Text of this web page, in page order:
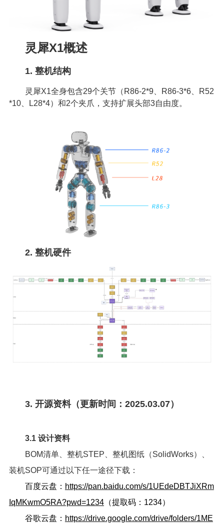
灵犀X1概述
1. 整机结构
灵犀X1全身包含29个关节（R86-2*9、R86-3*6、R52
*10、L28*4）和2个夹爪，支持扩展头部3自由度。
2. 整机硬件
3. 开源资料（更新时间：2025.03.07）
3.1 设计资料
BOM清单、整机STEP、整机图纸（SolidWorks）、
装机SOP可通过以下任一途径下载：
百度云盘： https://pan.baidu.com/s/1UEdeDBTJiXRm
IqMKwmO5RA?pwd=1234（提取码：1234）
谷歌云盘： https://drive.google.com/drive/folders/1ME